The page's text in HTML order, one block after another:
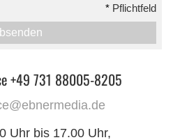
* Pflichtfeld
+49 731 88005-8205
Uhr bis 17.00 Uhr,